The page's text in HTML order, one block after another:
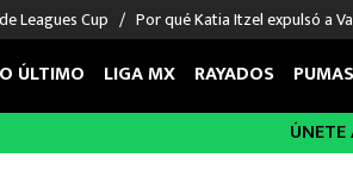
Leagues Cup Por qué Katia Itzel expulsó a
MEXICANOS EN EL
ÚLTIMO LIGA MX RAYADOS PUMAS